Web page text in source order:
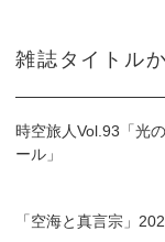
雑誌タイトル
時空旅人Vol.93「光
ール」
「空海と真言宗」